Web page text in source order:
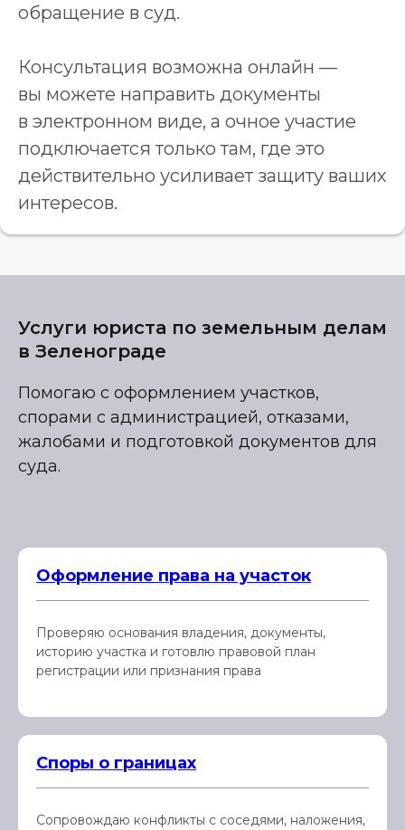
обращение в суд.
Консультация возможна онлайн —
вы можете направить документы
в электронном виде, а очное участие
подключается только там, где это
действительно усиливает защиту ваших
интересов.
Услуги юриста по земельным делам
в Зеленограде
Помогаю с оформлением участков,
спорами с администрацией, отказами,
жалобами и подготовкой документов для
суда.
Оформление права на участок
Проверяю основания владения, документы,
историю участка и готовлю правовой план
регистрации или признания права
Споры о границах
Сопровождаю конфликты с соседями, наложения,